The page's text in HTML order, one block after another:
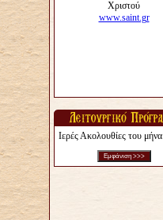
Ιερές Ακολουθίες του μήνα